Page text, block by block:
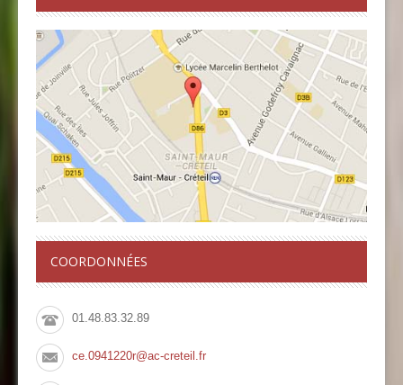
COORDONNÉES
01.48.83.32.89
ce.0941220r@ac-creteil.fr